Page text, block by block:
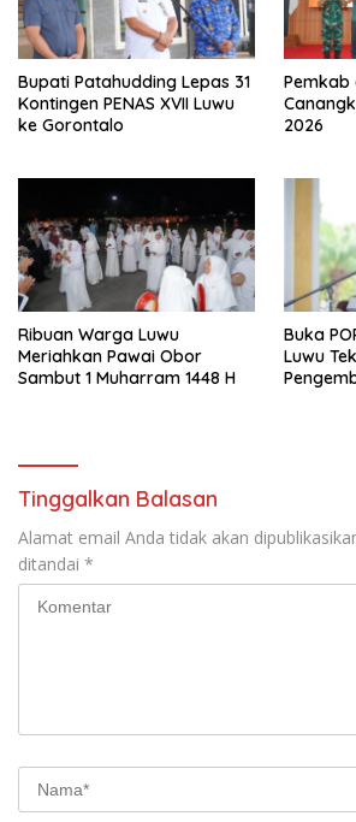
Bupati Patahudding Lepas 31
Kontingen PENAS XVII Luwu
ke Gorontalo
Pemkab
2026
Ribuan Warga Luwu
Meriahkan Pawai Obor
Sambut 1 Muharram 1448 H
Buka
Luwu
Tinggalkan Balasan
Alamat email Anda tidak akan
ditandai *